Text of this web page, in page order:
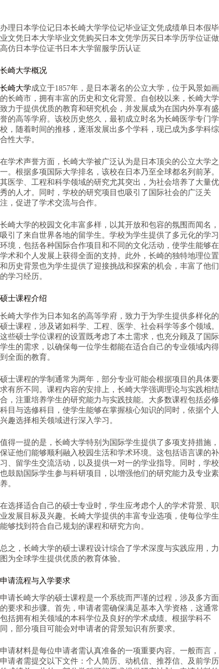
办理日本学位记日本长崎大学学位记毕业证文凭成绩单日本假毕
业文凭日本大学毕业文凭购买日本文凭学历买日本学历学位证做
高仿日本学位证书日本大学留服学历认证
长崎大学概况
长崎大学成立于1857年，是日本著名的公立大学，位于风景如画
的长崎市，拥有丰富的历史和文化背景。自创校以来，长崎大学
致力于提供优质的教育和研究机会，并发展成为在国内外享有盛
誉的高等学府。该校历史悠久，最初成立时名为长崎医学专门学
校，随着时间的推移，逐渐发展出多个学科，现已成为多学科综
合性大学。
在学术声誉方面，长崎大学被广泛认为是日本顶尖的公立大学之
一。根据多项国际大学排名，该校在日本乃至全球都名列前茅。
其医学、工程和科学领域的研究尤其突出，为社会培养了大量优
秀的人才。同时，学校的研究项目也吸引了国际社会的广泛关
注，促进了学术交流与合作。
长崎大学的校园文化丰富多样，以其开放和包容的氛围而闻名，
吸引了来自世界各地的留学生。学校为学生提供了多元化的学习
环境，包括各种国际合作项目和不同的文化活动，使学生能够在
学术和个人发展上获得全面的支持。此外，长崎的独特地理位置
和历史背景也为学生提供了迎接挑战和探索的机会，丰富了他们
的学习经历。
硕士课程介绍
长崎大学作为日本知名的高等学府，致力于为学生提供多样化的
硕士课程，涉及诸如科学、工程、医学、社会科学等多个领域。
这些硕士学位课程的设置既考虑了本土需求，也充分顾及了国际
学生的需求，以确保每一位学生都能在适合自己的专业领域内得
到全面的教育。
硕士课程的学制通常为两年，部分专业可能会根据项目的具体要
求有所不同。课程内容的安排上，长崎大学强调理论与实践相结
合，注重培养学生的研究能力与实践技能。大多数课程包括必修
科目与选修科目，使学生能够在掌握核心知识的同时，依据个人
兴趣选择相关领域进行深入学习。
值得一提的是，长崎大学特别为国际学生提供了多项支持措施，
保证他们能够顺利融入校园生活和学术环境。这包括语言课的补
习、留学生交流活动，以及提供一对一的学业指导。同时，学校
也鼓励国际学生参与科研项目，以增强他们的研究能力及专业素
养。
在选择适合自己的硕士专业时，学生应考虑个人的学术背景、职
业发展目标及兴趣。长崎大学提供的丰富专业选项，使每位学生
能够找到符合自己规划的课程和研究方向。
总之，长崎大学的硕士课程设计综合了学术深度与实践应用，力
图为全球学生提供优质的教育体验。
申请流程与入学要求
申请长崎大学的硕士课程是一个系统而严谨的过程，涉及多方面
的要求和步骤。首先，申请者需确保满足基本入学资格，这通常
包括拥有相关领域的本科学位及良好的学术成绩。根据学科不
同，部分项目可能会对申请者的背景知识有所要求。
申请材料是每位申请者需认真准备的一项重要内容。一般而言，
申请者需提交以下文件：个人简历、动机信、推荐信、及前学历